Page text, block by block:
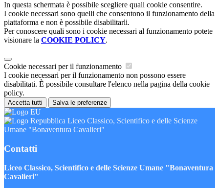
In questa schermata è possibile scegliere quali cookie consentire.
I cookie necessari sono quelli che consentono il funzionamento della
piattaforma e non è possibile disabilitarli.
Per conoscere quali sono i cookie necessari al funzionamento potete
visionare la COOKIE POLICY.
Cookie necessari per il funzionamento
I cookie necessari per il funzionamento non possono essere
disabilitati. È possibile consultare l'elenco nella pagina della cookie
policy.
Accetta tutti Salva le preferenze
Liceo Classico, Scientifico e delle Scienze
Umane "Bonaventura Cavalieri"
Contatti
Liceo Classico, Scientifico e delle Scienze Umane "Bonaventura
Cavalieri"